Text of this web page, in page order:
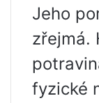
Jeho
zřejmá.
fyzické